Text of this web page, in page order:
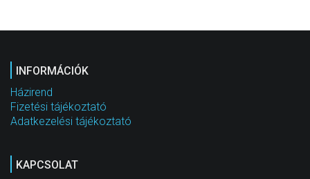
INFORMÁCIÓK
Házirend
Fizetési tájékoztató
Adatkezelési tájékoztató
KAPCSOLAT